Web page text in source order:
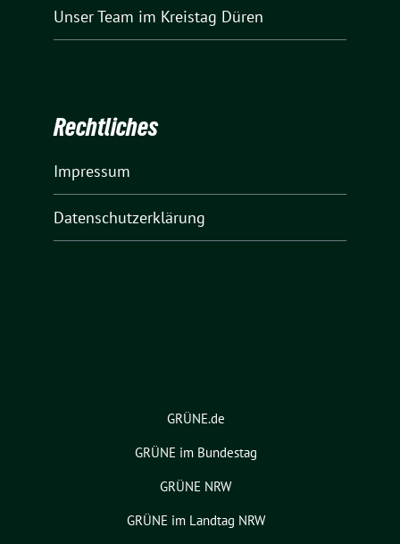
Unser Team im Kreistag Düren
Rechtliches
Impressum
Datenschutzerklärung
GRÜNE.de
GRÜNE im Bundestag
GRÜNE NRW
GRÜNE im Landtag NRW